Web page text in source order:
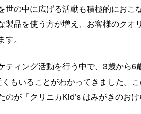
世の中に広げる活動も積極的に
品を使う方が増え、お客様のク
。
ィング活動を行う中で、3歳か
もいることがわかってきました
が「クリニカKid’s はみがきのおけ